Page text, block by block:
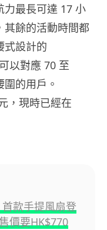
力最長可達 17 小
其餘的活動時間都
式設計的
以對應 70 至
的用戶。
，現時已經在
款手提風扇登
價要HK$770